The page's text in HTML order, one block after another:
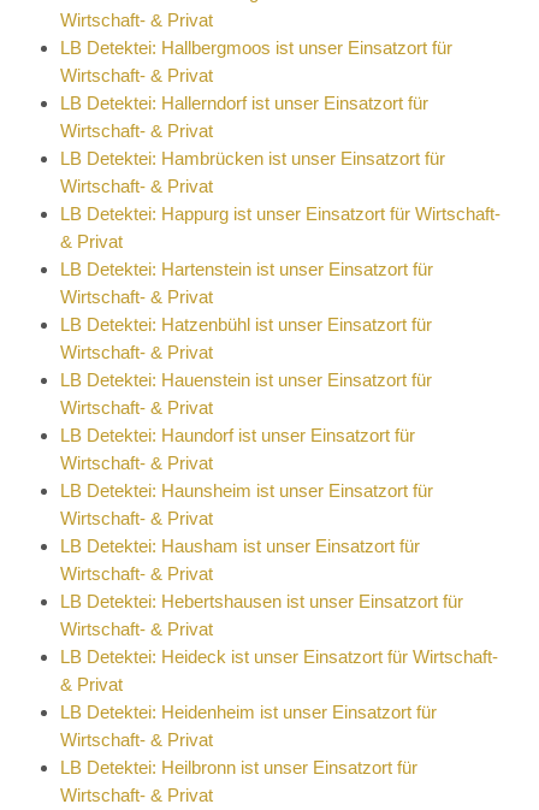
Wirtschaft- & Privat
LB Detektei: Hallbergmoos ist unser Einsatzort für
Wirtschaft- & Privat
LB Detektei: Hallerndorf ist unser Einsatzort für
Wirtschaft- & Privat
LB Detektei: Hambrücken ist unser Einsatzort für
Wirtschaft- & Privat
LB Detektei: Happurg ist unser Einsatzort für Wirtschaft-
& Privat
LB Detektei: Hartenstein ist unser Einsatzort für
Wirtschaft- & Privat
LB Detektei: Hatzenbühl ist unser Einsatzort für
Wirtschaft- & Privat
LB Detektei: Hauenstein ist unser Einsatzort für
Wirtschaft- & Privat
LB Detektei: Haundorf ist unser Einsatzort für
Wirtschaft- & Privat
LB Detektei: Haunsheim ist unser Einsatzort für
Wirtschaft- & Privat
LB Detektei: Hausham ist unser Einsatzort für
Wirtschaft- & Privat
LB Detektei: Hebertshausen ist unser Einsatzort für
Wirtschaft- & Privat
LB Detektei: Heideck ist unser Einsatzort für Wirtschaft-
& Privat
LB Detektei: Heidenheim ist unser Einsatzort für
Wirtschaft- & Privat
LB Detektei: Heilbronn ist unser Einsatzort für
Wirtschaft- & Privat